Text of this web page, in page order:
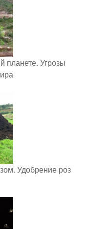
планете. Угрозы
Удобрение роз